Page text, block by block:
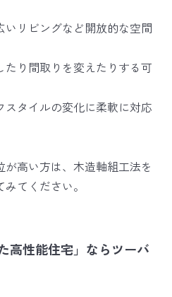
いリビングなど開放的な空間
たり間取りを変えたりする可
スタイルの変化に柔軟に対応
が高い方は、木造軸組工法を
てください。
高性能住宅」ならツーバ